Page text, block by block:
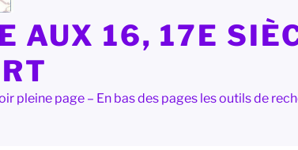
AUX 16, 17E
pleine page – En bas des pages les outils de